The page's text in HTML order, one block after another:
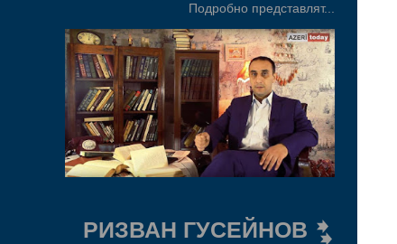
Подробно представлят...
РИЗВАН ГУСЕЙНОВ